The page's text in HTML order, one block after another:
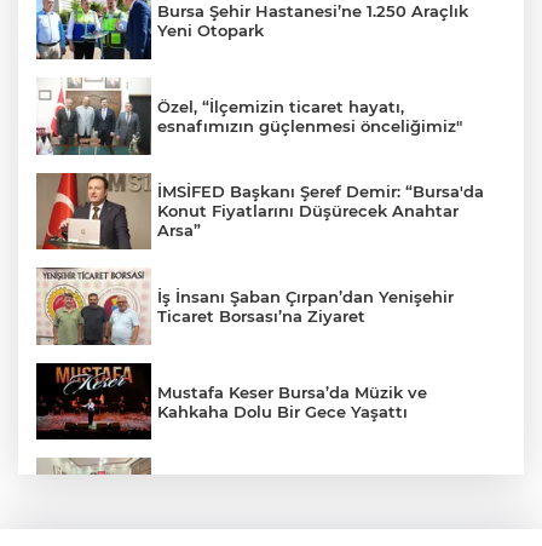
Bursa Şehir Hastanesi’ne 1.250 Araçlık
Yeni Otopark
Özel, “İlçemizin ticaret hayatı,
esnafımızın güçlenmesi önceliğimiz"
İMSİFED Başkanı Şeref Demir: “Bursa'da
Konut Fiyatlarını Düşürecek Anahtar
Arsa”
İş İnsanı Şaban Çırpan’dan Yenişehir
Ticaret Borsası’na Ziyaret
Mustafa Keser Bursa’da Müzik ve
Kahkaha Dolu Bir Gece Yaşattı